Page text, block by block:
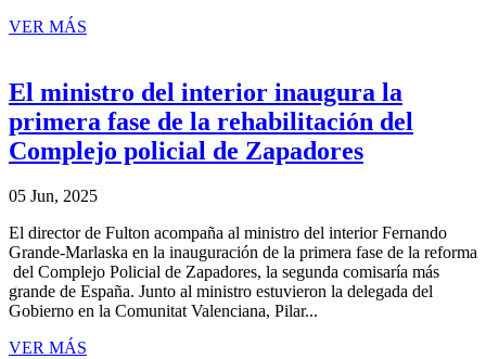
VER MÁS
El ministro del interior inaugura la
primera fase de la rehabilitación del
Complejo policial de Zapadores
05 Jun, 2025
El director de Fulton acompaña al ministro del interior Fernando
Grande-Marlaska en la inauguración de la primera fase de la reforma
del Complejo Policial de Zapadores, la segunda comisaría más
grande de España. Junto al ministro estuvieron la delegada del
Gobierno en la Comunitat Valenciana, Pilar...
VER MÁS